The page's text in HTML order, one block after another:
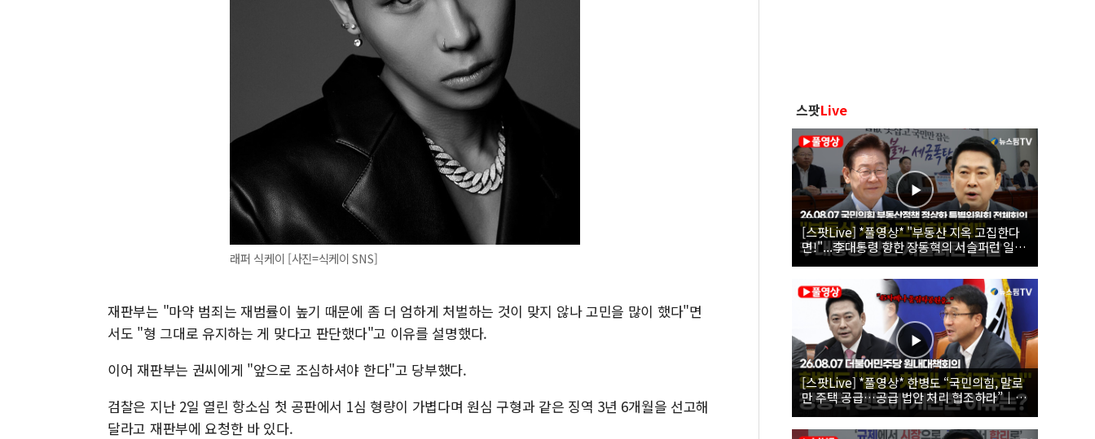
래퍼 식케이 [사진=식케이 SNS]
재판부는 "마약 범죄는 재범률이 높기 때문에 좀 더 엄하게 처벌하는 것이 맞지 않나 고민을 많이 했다"면
서도 "형 그대로 유지하는 게 맞다고 판단했다"고 이유를 설명했다.
이어 재판부는 권씨에게 "앞으로 조심하셔야 한다"고 당부했다.
검찰은 지난 2일 열린 항소심 첫 공판에서 1심 형량이 가볍다며 원심 구형과 같은 징역 3년 6개월을 선고해
달라고 재판부에 요청한 바 있다.
스팟Live
[스팟Live] *풀영상* "부동산 지옥 고집한다
면!"...李대통령 향한 장동혁의 서슬퍼런 일갈
| 26.08.07 국민의힘 부동산정책 정상화 특별
위원회 전체회의
[스팟Live] *풀영상* 한병도 “국민의힘, 말로
만 주택 공급…공급 법안 처리 협조하라”｜
26.08.07 더불어민주당 원내대책회의